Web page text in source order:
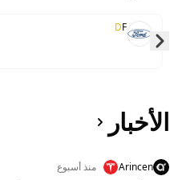
F
D
الأخبار
Arincen منذ أسبوع